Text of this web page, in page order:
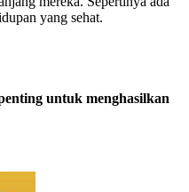
yang sehat.
untuk menghasilkan